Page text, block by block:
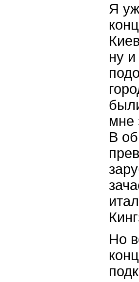
Я
ну
мне
В
Но